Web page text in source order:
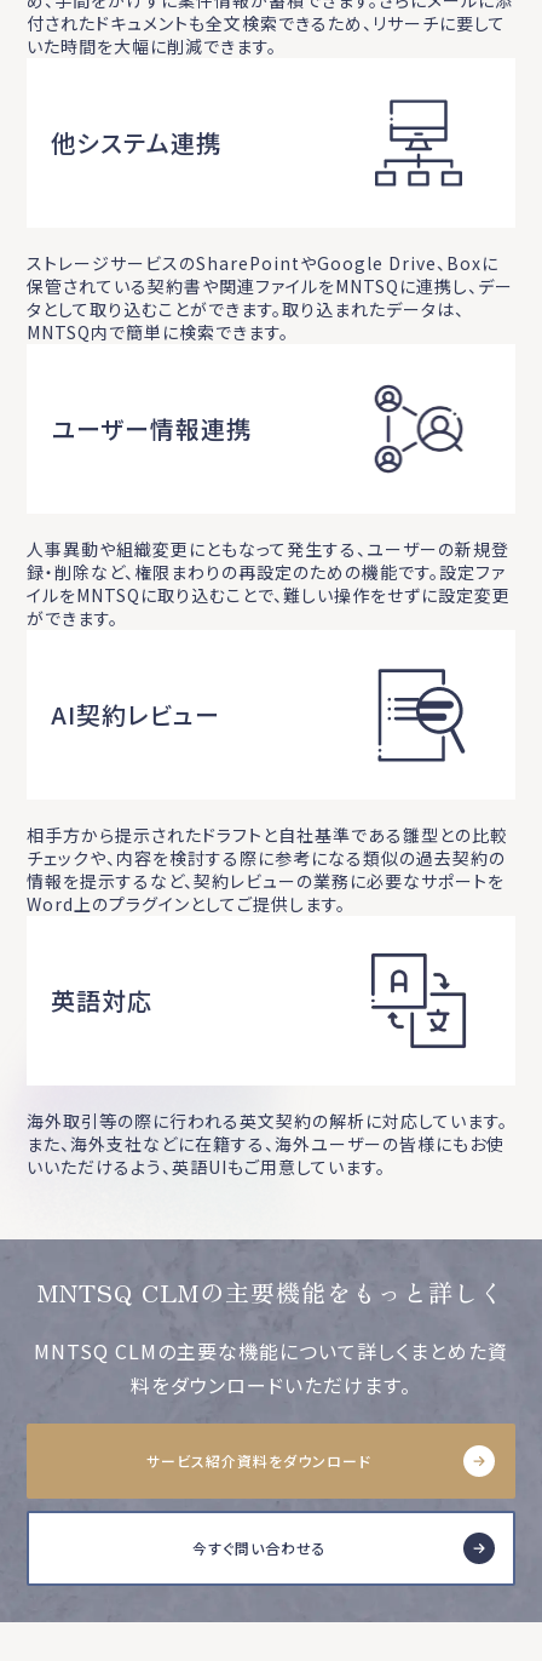
付されたドキュメントも全文検索できるため、リサーチに要して
いた時間を大幅に削減できます。
他システム連携
ストレージサービスのSharePointやGoogle Drive、Boxに
保管されている契約書や関連ファイルをMNTSQに連携し、デー
タとして取り込むことができます。取り込まれたデータは、
MNTSQ内で簡単に検索できます。
ユーザー情報連携
人事異動や組織変更にともなって発生する、ユーザーの新規登
録・削除など、権限まわりの再設定のための機能です。設定ファ
イルをMNTSQに取り込むことで、難しい操作をせずに設定変更
ができます。
AI契約レビュー
相手方から提示されたドラフトと自社基準である雛型との比較
チェックや、内容を検討する際に参考になる類似の過去契約の
情報を提示するなど、契約レビューの業務に必要なサポートを
Word上のプラグインとしてご提供します。
英語対応
海外取引等の際に行われる英文契約の解析に対応しています。
また、海外支社などに在籍する、海外ユーザーの皆様にもお使
いいただけるよう、英語UIもご用意しています。
MNTSQ CLMの主要機能をもっと詳しく
MNTSQ CLMの主要な機能について詳しくまとめた資
料をダウンロードいただけます。
サービス紹介資料をダウンロード
今すぐ問い合わせる